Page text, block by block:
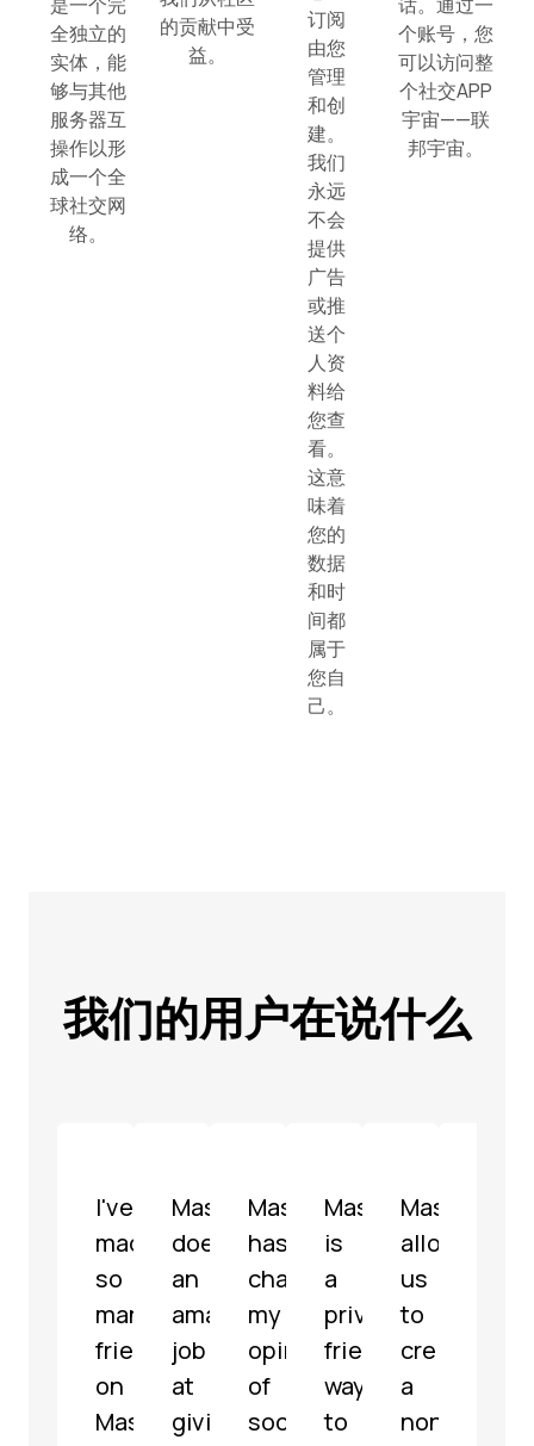
全独立的
实体，能
够与其他
服务器互
操作以形
成一个全
球社交网
络。
的贡献中受
益。
订阅
由您
管理
和创
建。
我们
永远
不会
提供
广告
或推
送个
人资
料给
您查
看。
这意
味着
您的
数据
和时
间都
属于
您自
己。
个账号，您
可以访问整
个社交APP
宇宙——联
邦宇宙。
我们的用户在说什么
I've
made
so
many
friends
on
Mastodon
Mastodon
does
an
amazing
job
at
giving
Mastodon
has
changed
my
opinion
of
social
Mastodon
is
a
privacy-
friendly
way
to
Mastodon
allowed
us
to
create
a
non-